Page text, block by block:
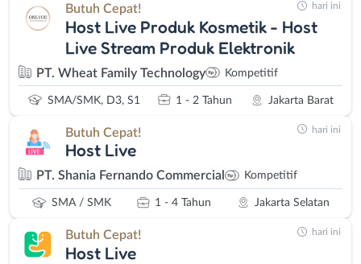
Butuh Cepat!
Host Live Produk Kosmetik - Host
Live Stream Produk Elektronik
PT. Wheat Family Technology Kompetitif
SMA/SMK, D3, S1 1 - 2 Tahun Jakarta Barat
hari ini
Butuh Cepat!
Host Live
PT. Shania Fernando Commercial Kompetitif
SMA / SMK 1 - 4 Tahun Jakarta Selatan
hari ini
Butuh Cepat!
Host Live
hari ini